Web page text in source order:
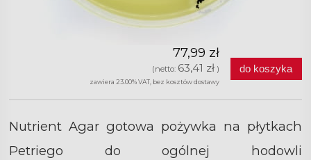
77,99 zł
(netto: 63,41 zł)
zawiera 23.00% VAT, bez kosztów dostawy
do koszyka
Nutrient Agar gotowa pożywka na płytkach
Petriego do ogólnej hodowli